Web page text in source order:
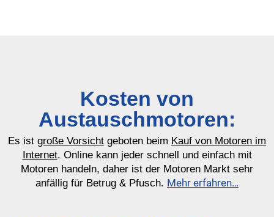
Kosten von
Austauschmotoren:
Es ist große Vorsicht geboten beim Kauf von Motoren im
Internet. Online kann jeder schnell und einfach mit
Motoren handeln, daher ist der Motoren Markt sehr
anfällig für Betrug & Pfusch. Mehr erfahren…